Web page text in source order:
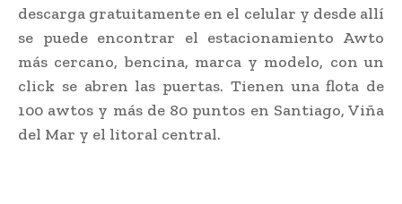
descarga gratuitamente en el celular y desde allí
se puede encontrar el estacionamiento Awto
más cercano, bencina, marca y modelo, con un
click se abren las puertas. Tienen una flota de
100 awtos y más de 80 puntos en Santiago, Viña
del Mar y el litoral central.